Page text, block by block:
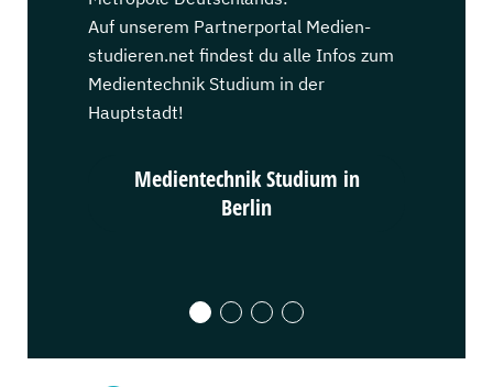
Auf unserem Partnerportal Medien-
studieren.net findest du alle Infos zum
Medientechnik Studium in der
Hauptstadt!
Medientechnik Studium in
Berlin